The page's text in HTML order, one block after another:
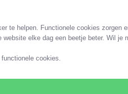
te helpen. Functionele cookies zorgen
elke dag een beetje beter. Wil je
cookies.